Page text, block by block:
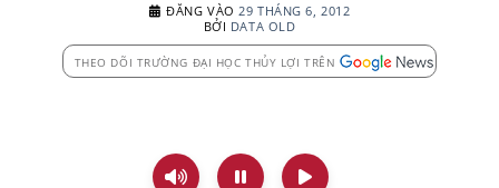
ĐĂNG VÀO 29 THÁNG 6, 2012
BỞI DATA OLD
THEO DÕI TRƯỜNG ĐẠI HỌC THỦY LỢI TRÊN